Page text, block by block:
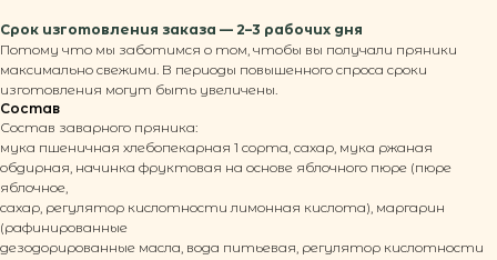
Срок изготовления заказа — 2–3 рабочих дня
Потому что мы заботимся о том, чтобы вы получали пряники
максимально свежими. В периоды повышенного спроса сроки
изготовления могут быть увеличены.
Состав
Состав заварного пряника:
мука пшеничная хлебопекарная 1 сорта, сахар, мука ржаная
обдирная, начинка фруктовая на основе яблочного пюре (пюре
яблочное,
сахар, регулятор кислотности лимонная кислота), маргарин
(рафинированные
дезодорированные масла, вода питьевая, регулятор кислотности